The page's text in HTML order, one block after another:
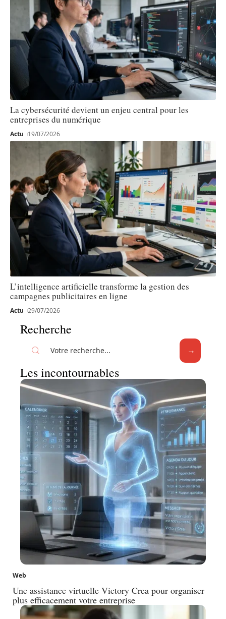
La cybersécurité devient un enjeu central pour les
entreprises du numérique
Actu 19/07/2026
L’intelligence artificielle transforme la gestion des
campagnes publicitaires en ligne
Actu 29/07/2026
Recherche
Les incontournables
Web
Une assistance virtuelle Victory Crea pour organiser
plus efficacement votre entreprise